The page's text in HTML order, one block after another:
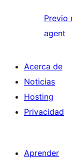
Previo
agent
Acerca de
Noticias
Hosting
Privacidad
Aprender